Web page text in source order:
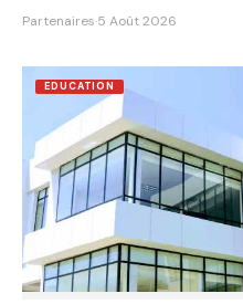
Partenaires·5 Août 2026
EDUCATION